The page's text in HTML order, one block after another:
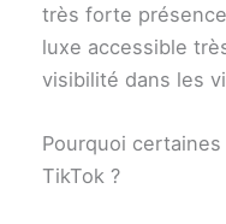
très forte
luxe accessible
visibilité dans les
Pourquoi
TikTok ?